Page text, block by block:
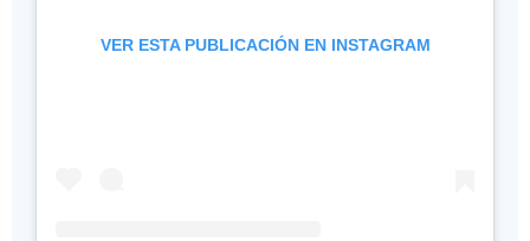
VER ESTA PUBLICACIÓN EN INSTAGRAM